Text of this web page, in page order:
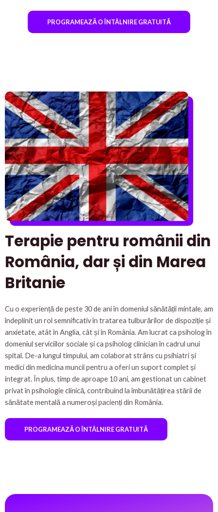
PROGRAMEAZĂ O ÎNTÂLNIRE GRATUITĂ
Terapie pentru românii din
România, dar și din Marea
Britanie
Cu o experiență de peste 30 de ani în domeniul sănătății mintale, am
îndeplinit un rol semnificativ în tratarea tulburărilor de dispoziție și
anxietate, atât în Anglia, cât și în România. Am lucrat ca psiholog în
domeniul serviciilor sociale și ca psiholog clinician în cadrul unui
spital. De-a lungul timpului, am colaborat strâns cu psihiatri și
medici din medicina muncii pentru a oferi un suport complet și
integrat. În plus, timp de aproape 10 ani, am gestionat un cabinet
privat în psihologie clinică, contribuind la îmbunătățirea stării de
sănătate mentală a numeroși pacienți din România.
PROGRAMEAZĂ O ÎNTÂLNIRE GRATUITĂ